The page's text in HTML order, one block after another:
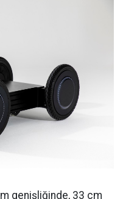
genişliğinde, 33 cm